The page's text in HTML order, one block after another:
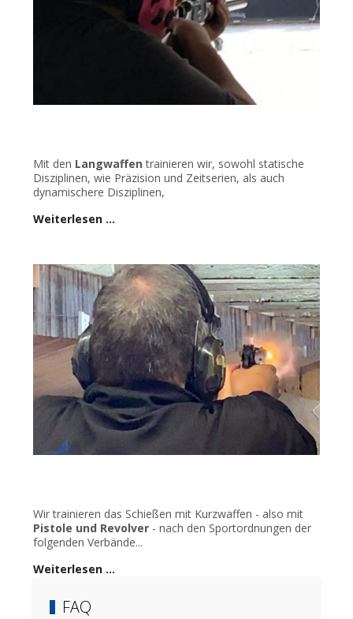
Mit den Langwaffen trainieren wir, sowohl statische
Disziplinen, wie Präzision und Zeitserien, als auch
dynamischere Disziplinen,
Weiterlesen …
Wir trainieren das Schießen mit Kurzwaffen - also mit
Pistole und Revolver - nach den Sportordnungen der
folgenden Verbände...
Weiterlesen …
FAQ